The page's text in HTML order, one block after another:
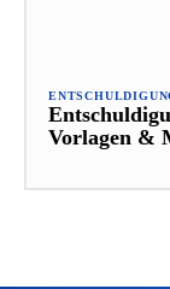
Vorlagen &